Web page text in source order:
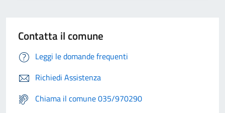
Contatta il comune
Leggi le domande frequenti
Richiedi Assistenza
Chiama il comune 035/970290